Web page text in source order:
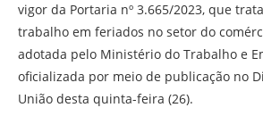
vigor da Portaria nº 3.665/2023, que
trabalho em feriados no setor do
adotada pelo Ministério do Trabalho e
oficializada por meio de publicação no
União desta quinta-feira (26).